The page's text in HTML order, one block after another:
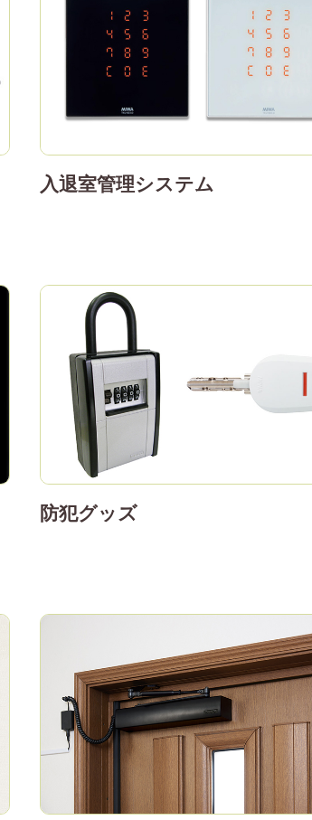
入退室管理システム
防犯グッズ